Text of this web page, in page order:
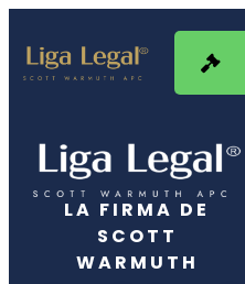
Nota:
sitio
web
accesibilidad.
LA FIRMA DE
SCOTT
WARMUTH